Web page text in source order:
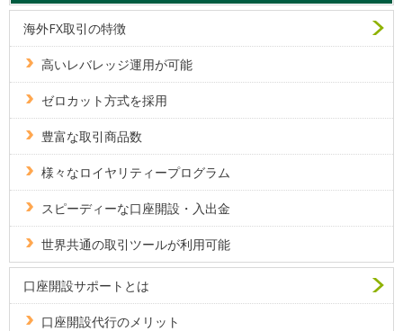
海外FX取引の特徴
高いレバレッジ運用が可能
ゼロカット方式を採用
豊富な取引商品数
様々なロイヤリティープログラム
スピーディーな口座開設・入出金
世界共通の取引ツールが利用可能
口座開設サポートとは
口座開設代行のメリット